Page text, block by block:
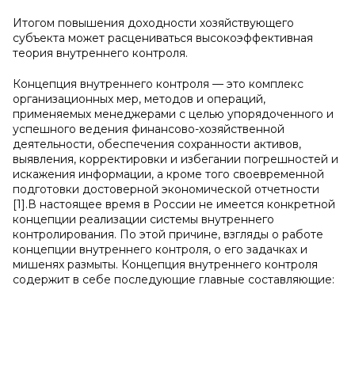
Итогом повышения доходности хозяйствующего
субъекта может расцениваться высокоэффективная
теория внутреннего контроля.
Концепция внутреннего контроля — это комплекс
организационных мер, методов и операций,
применяемых менеджерами с целью упорядоченного и
успешного ведения финансово-хозяйственной
деятельности, обеспечения сохранности активов,
выявления, корректировки и избегании погрешностей и
искажения информации, а кроме того своевременной
подготовки достоверной экономической отчетности
[1].В настоящее время в России не имеется конкретной
концепции реализации системы внутреннего
контролирования. По этой причине, взгляды о работе
концепции внутреннего контроля, о его задачках и
мишенях размыты. Концепция внутреннего контроля
содержит в себе последующие главные составляющие: